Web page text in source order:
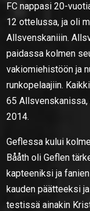
FC nappasi 20-
12 ottelussa, ja oli
Allsvenskaniiin.
paidassa kolmen
vakiomiehistöön ja
runkopelaajiin.
65 Allsvenskanissa,
2014.
Geflessa kului
Bååth oli Geflen
kapteeniksi ja
kauden päätteeksi
testissä ainakin